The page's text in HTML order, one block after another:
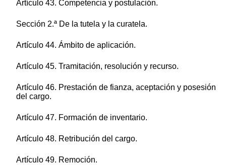
Artículo 43. Competencia y postulación.
Sección 2.ª De la tutela y la curatela.
Artículo 44. Ámbito de aplicación.
Artículo 45. Tramitación, resolución y recurso.
Artículo 46. Prestación de fianza, aceptación y posesión
del cargo.
Artículo 47. Formación de inventario.
Artículo 48. Retribución del cargo.
Artículo 49. Remoción.